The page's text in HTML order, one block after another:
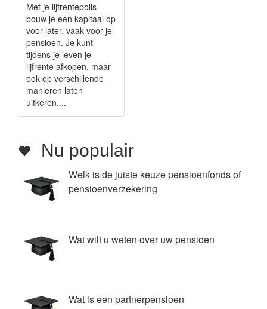
Met je lijfrentepolis
bouw je een kapitaal op
voor later, vaak voor je
pensioen. Je kunt
tijdens je leven je
lijfrente afkopen, maar
ook op verschillende
manieren laten
uitkeren....
Nu populair
Welk is de juiste keuze pensioenfonds of
pensioenverzekering
Wat wilt u weten over uw pensioen
Wat is een partnerpensioen